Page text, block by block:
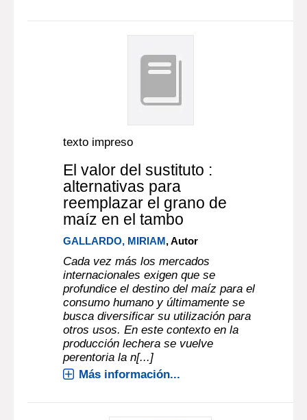
texto impreso
El valor del sustituto :
alternativas para
reemplazar el grano de
maíz en el tambo
GALLARDO, MIRIAM, Autor
Cada vez más los mercados
internacionales exigen que se
profundice el destino del maíz para el
consumo humano y últimamente se
busca diversificar su utilización para
otros usos. En este contexto en la
producción lechera se vuelve
perentoria la n[...]
Más información...